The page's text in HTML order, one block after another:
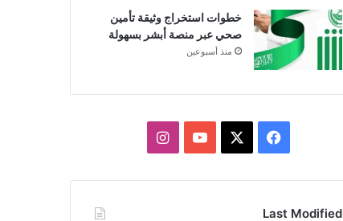
خطوات استخراج وثيقة تأمين
صحي عبر منصة أبشر بسهولة
منذ أسبوعين
فيسبوك يوتيوبانستقرام
Last Modified